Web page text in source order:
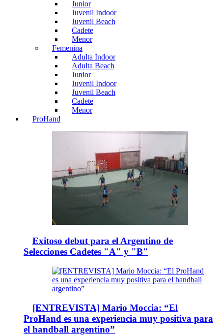
Junior
Juvenil Indoor
Juvenil Beach
Cadete
Menor
Femenina
Adulta Indoor
Adulta Beach
Junior
Juvenil Indoor
Juvenil Beach
Cadete
Menor
ProHand
Exitoso debut para el Argentino de
Selecciones Cadetes "A" y "B"
[ENTREVISTA] Mario Moccia: “El
ProHand es una experiencia muy positiva para
el handball argentino”